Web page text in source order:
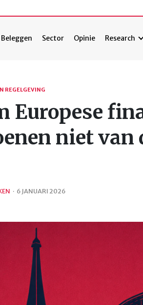
Beleggen Sector Opinie Research
REGELGEVING
Europese
niet van
· 6 JANUARI 2026